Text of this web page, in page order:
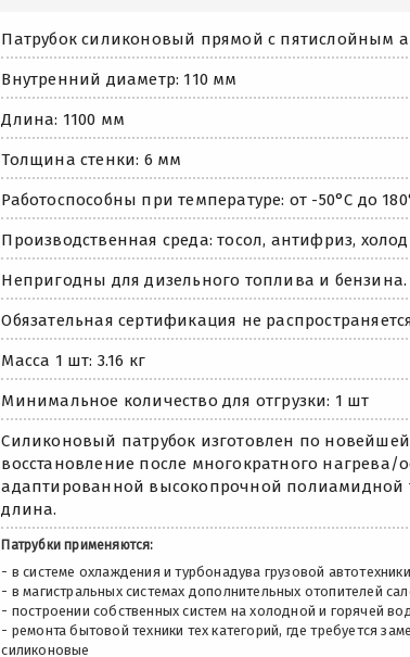
Патрубок силиконовый прямой с пятислойным
Внутренний диаметр: 110 мм
Длина: 1100 мм
Толщина стенки: 6 мм
Работоспособны при температуре: от -50°С до
Производственная среда: тосол, антифриз,
Непригодны для дизельного топлива и бензина.
Обязательная сертификация не
Масса 1 шт: 3.16 кг
Минимальное количество для отгрузки: 1 шт
Силиконовый патрубок изготовлен по
восстановление после многократного нагрева/
адаптированной высокопрочной полиамидной
длина.
Патрубки применяются:
- в системе охлаждения и турбонадува грузовой автотехники
- в магистральных системах дополнительных отопителей
- построении собственных систем на холодной и горячей
- ремонта бытовой техники тех категорий, где требуется
силиконовые